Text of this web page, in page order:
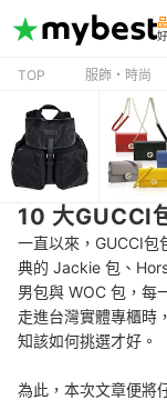
TOP 服飾・時尚
10 大GUCCI
一直以來，GUCCI包
典的 Jackie 包、
男包與 WOC 包，每
走進台灣實體專櫃時
知該如何挑選才好。
為此，本次文章便將